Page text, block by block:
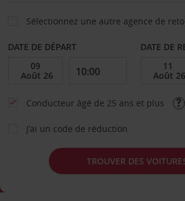
Sélectionnez une autre agence de
DATE DE DÉPART DATE DE
Conducteur âgé de 25 ans et plus
J’ai un code de réduction
TROUVER DES